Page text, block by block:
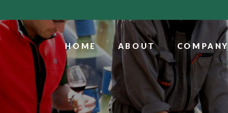
HOME ABOUT COMPANY